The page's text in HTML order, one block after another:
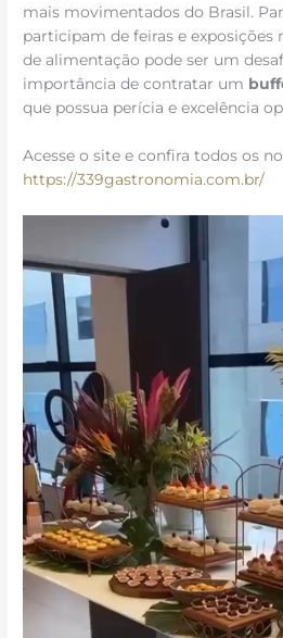
mais movimentados do Brasil.
participam de feiras e exposições
de alimentação pode ser um
importância de contratar um
que possua perícia e excelência
Acesse o site e confira todos os
https://339gastronomia.com.br/